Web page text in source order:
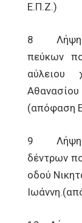
Ε.Π.Ζ.)
8 Λήψη
πεύκων
αύλειου
(απόφαση
9 Λήψη
δέντρων
οδού